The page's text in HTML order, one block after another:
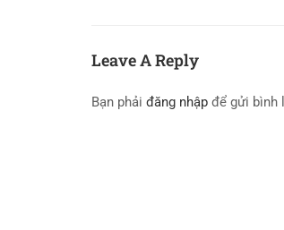
Leave A Reply
Bạn phải đăng nhập để gửi bình